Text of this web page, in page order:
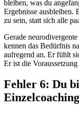
bleiben, was du
Ergebnisse ausbleiben.
zu sein, statt sich alle
Gerade
kennen das Bedürfnis
aufregend an. Er fühlt
Er ist die
Fehler 6: Du